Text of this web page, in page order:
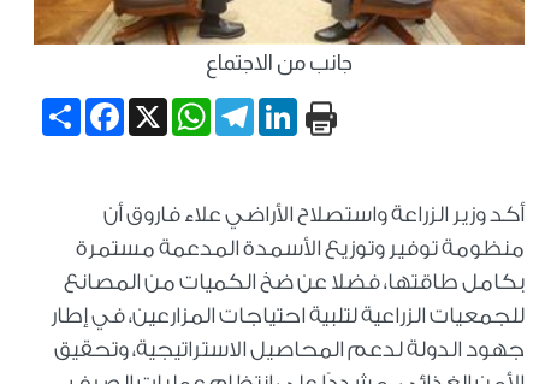
جانب من الاجتماع
Share
Facebook X
WhatsApp
TelegramLinkedIn
أكد وزير الزراعة واستصلاح الأراضي علاء فاروق أن
منظومة توفير وتوزيع الأسمدة المدعمة مستمرة
بكامل طاقتها، فضلا عن ضخ الكميات من المصانع
للجمعيات الزراعية لتلبية احتياجات المزارعين، في إطار
جهود الدولة لدعم المحاصيل الاستراتيجية، وتحقيق